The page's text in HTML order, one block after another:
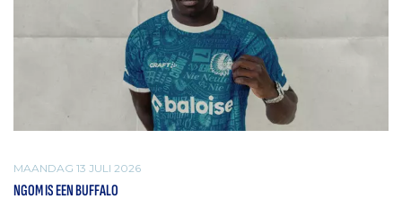
MAANDAG 13 JULI 2026
NGOM IS EEN BUFFALO